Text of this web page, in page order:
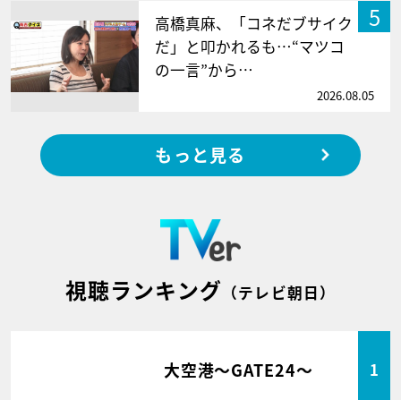
5
高橋真麻、「コネだブサイク
だ」と叩かれるも…“マツコ
の一言”から…
2026.08.05
もっと見る
視聴ランキング （テレビ朝日）
大空港～GATE24～ 1